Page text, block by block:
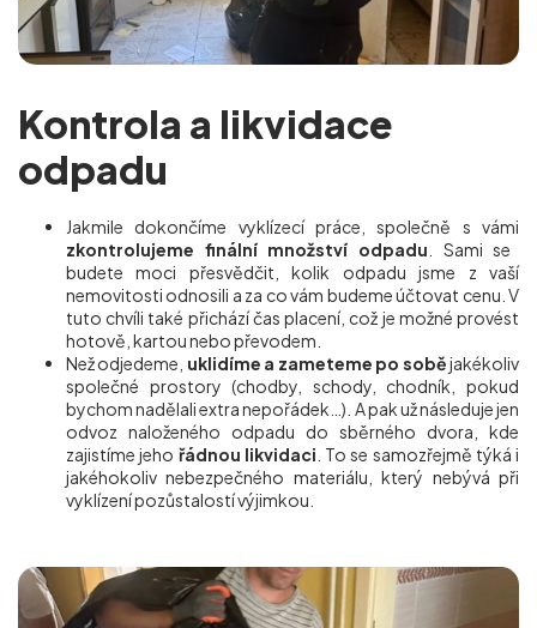
Kontrola a likvidace
odpadu
Jakmile dokončíme vyklízecí práce, společně s vámi
zkontrolujeme finální množství odpadu . Sami se
budete moci přesvědčit, kolik odpadu jsme z vaší
nemovitosti odnosili a za co vám budeme účtovat cenu. V
tuto chvíli také přichází čas placení, což je možné provést
hotově, kartou nebo převodem.
Než odjedeme, uklidíme a zameteme po sobějakékoliv
společné prostory (chodby, schody, chodník, pokud
bychom nadělali extra nepořádek…). A pak už následuje jen
odvoz naloženého odpadu do sběrného dvora, kde
zajistíme jeho řádnou likvidaci . To se samozřejmě týká i
jakéhokoliv nebezpečného materiálu, který nebývá při
vyklízení pozůstalostí výjimkou.